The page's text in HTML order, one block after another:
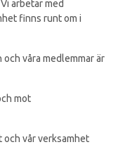
arbetar med
finns runt om i
våra medlemmar är
mot
vår verksamhet